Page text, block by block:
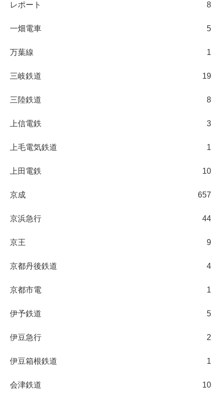
レポート 8
一畑電車 5
万葉線 1
三岐鉄道 19
三陸鉄道 8
上信電鉄 3
上毛電気鉄道 1
上田電鉄 10
京成 657
京浜急行 44
京王 9
京都丹後鉄道 4
京都市電 1
伊予鉄道 5
伊豆急行 2
伊豆箱根鉄道 1
会津鉄道 10